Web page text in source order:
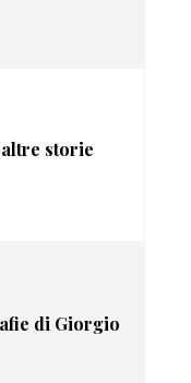
storie
di Giorgio